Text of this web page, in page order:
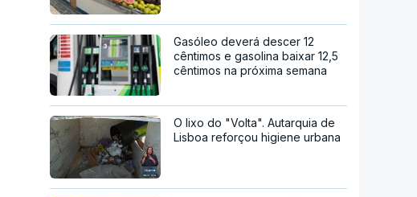
Gasóleo deverá descer 12
cêntimos e gasolina baixar 12,5
cêntimos na próxima semana
O lixo do "Volta". Autarquia de
Lisboa reforçou higiene urbana